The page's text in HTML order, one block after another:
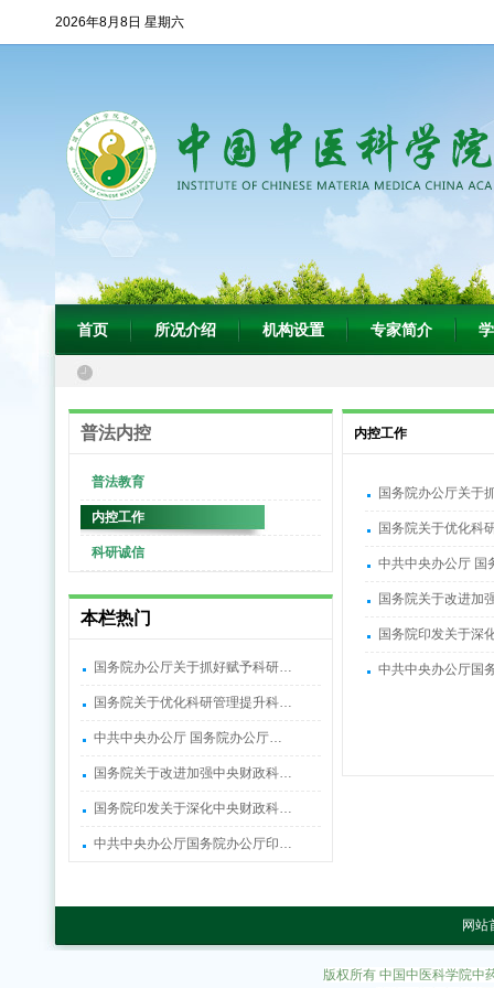
2026年8月8日 星期六
首页 所况介绍 机构设置 专家简介
普法内控
普法教育
内控工作
科研诚信
本栏热门
国务院办公厅关于抓好赋予科研…
国务院关于优化科研管理提升科…
中共中央办公厅 国务院办公厅…
国务院关于改进加强中央财政科…
国务院印发关于深化中央财政科…
中共中央办公厅国务院办公厅印…
内控工作
国务院办公厅关于
国务院关于优化科
中共中央办公厅 国
国务院关于改进加
国务院印发关于深
中共中央办公厅国
网站
版权所有 中国中医科学院中